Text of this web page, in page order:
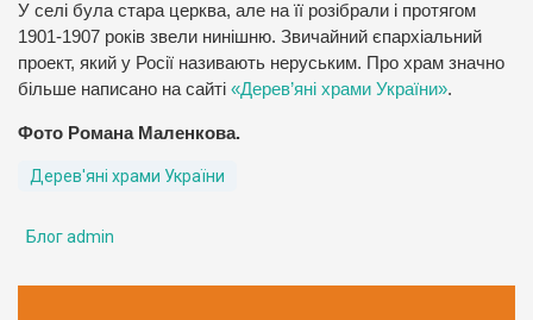
У селі була стара церква, але на її розібрали і протягом
1901-1907 років звели нинішню. Звичайний єпархіальний
проект, який у Росії називають неруським. Про храм значно
більше написано на сайті «Дерев’яні храми України».
Фото Романа Маленкова.
Дерев'яні храми України
Блог admin